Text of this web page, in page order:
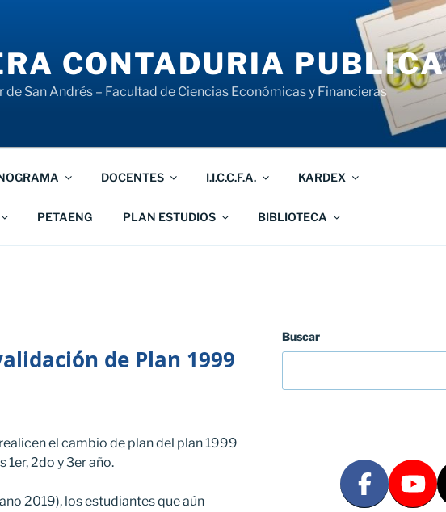
CONTADURIA PUBLICA
San Andrés – Facultad de Ciencias Económicas y Financieras
DOCENTES I.I.C.C.F.A. KARDEX
PETAENG PLAN ESTUDIOS BIBLIOTECA
de Plan 1999
el cambio de plan del plan 1999
1er, 2do y 3er año.
2019), los estudiantes que aún
Buscar